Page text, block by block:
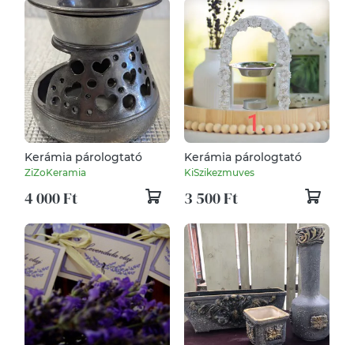
Kerámia párologtató
ZiZoKeramia
4 000 Ft
Kerámia párologtató
KiSzikezmuves
3 500 Ft